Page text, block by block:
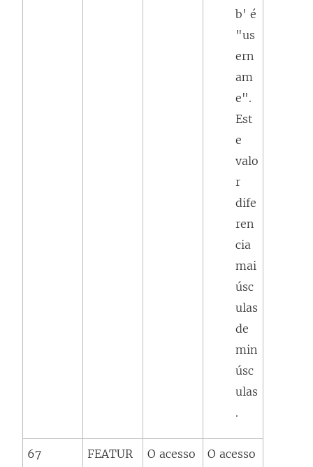
b' é
"us
ern
am
e".
Est
e
valo
r
dife
ren
cia
mai
úsc
ulas
de
min
úsc
ulas
.
67
FEATUR
O acesso
O acesso